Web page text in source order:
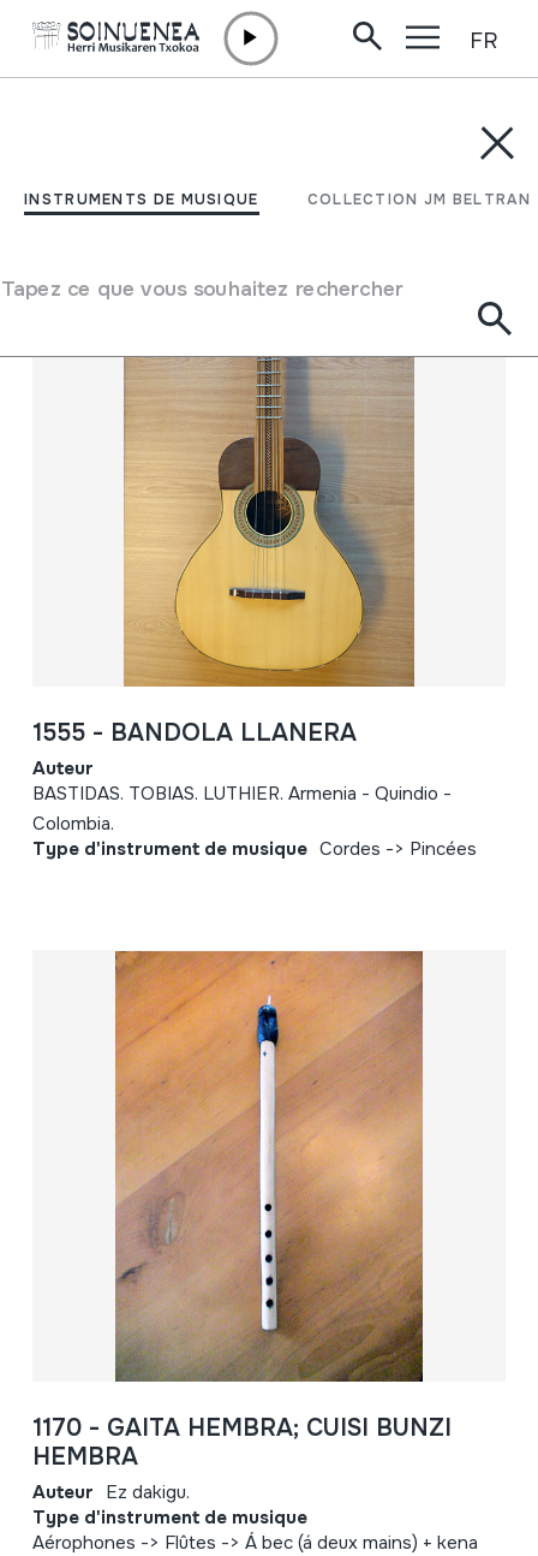
INSTRUMENTS DE MUSIQUE COLLECTION JM BELTRAN
Tapez ce que vous souhaitez rechercher
FR
COLLECTION JM BELTRAN
Filtrer
1555 - BANDOLA LLANERA
Auteur
BASTIDAS. TOBIAS. LUTHIER. Armenia - Quindio -
Colombia.
Type d'instrument de musique Cordes -> Pincées
1170 - GAITA HEMBRA; CUISI BUNZI
HEMBRA
Auteur Ez dakigu.
Type d'instrument de musique
Aérophones -> Flûtes -> Á bec (á deux mains) + kena